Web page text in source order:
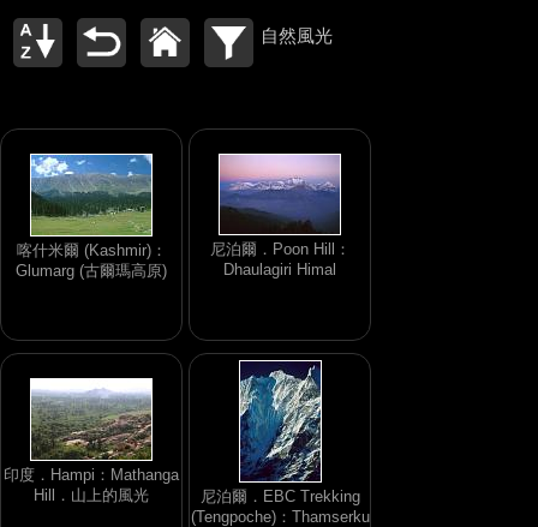
自然風光
喀什米爾 (Kashmir)：
Glumarg (古爾瑪高原)
尼泊爾．Poon Hill：
Dhaulagiri Himal
印度．Hampi：Mathanga
Hill．山上的風光
尼泊爾．EBC Trekking
(Tengpoche)：Thamserku